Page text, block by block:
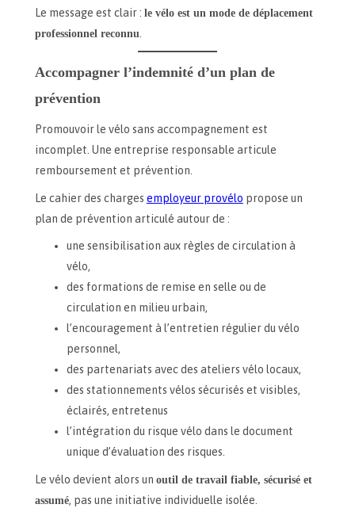
Le message est clair : le vélo est un mode de déplacement
professionnel reconnu
Accompagner l’indemnité d’un plan de
prévention
Promouvoir le vélo sans accompagnement est
incomplet. Une entreprise responsable articule
remboursement et prévention.
Le cahier des charges employeur provélo propose un
plan de prévention articulé autour de :
une sensibilisation aux règles de circulation à
vélo,
des formations de remise en selle ou de
circulation en milieu urbain,
l’encouragement à l’entretien régulier du vélo
personnel,
des partenariats avec des ateliers vélo locaux,
des stationnements vélos sécurisés et visibles,
éclairés, entretenus
l’intégration du risque vélo dans le document
unique d’évaluation des risques.
Le vélo devient alors un outil de travail fiable, sécurisé et
assumé, pas une initiative individuelle isolée.